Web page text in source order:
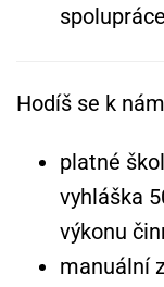
Hodíš se k
platné
vyhláška
výkonu
manuální